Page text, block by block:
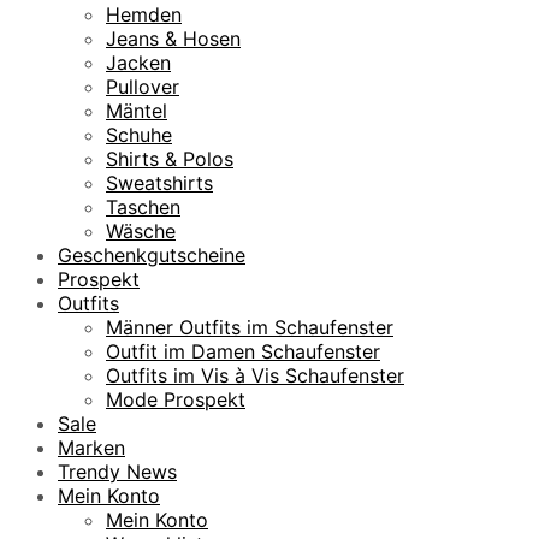
9
5
€
Hemden
Jeans & Hosen
Jacken
Pullover
Mäntel
Schuhe
Shirts & Polos
Sweatshirts
Taschen
Wäsche
Geschenkgutscheine
Prospekt
Outfits
Männer Outfits im Schaufenster
Outfit im Damen Schaufenster
Outfits im Vis à Vis Schaufenster
Mode Prospekt
Sale
Marken
Trendy News
Mein Konto
Mein Konto